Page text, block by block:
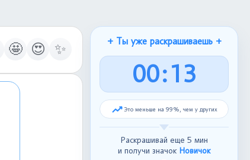
🤩 😍 ✨ + Ты уже раскрашиваешь +
00:14
Это меньше на 99%, чем у других
Раскрашивай еще 5 мин
и получи значок Новичок